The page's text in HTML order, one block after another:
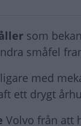
som
småfel
med
ett drygt
Volvo från att